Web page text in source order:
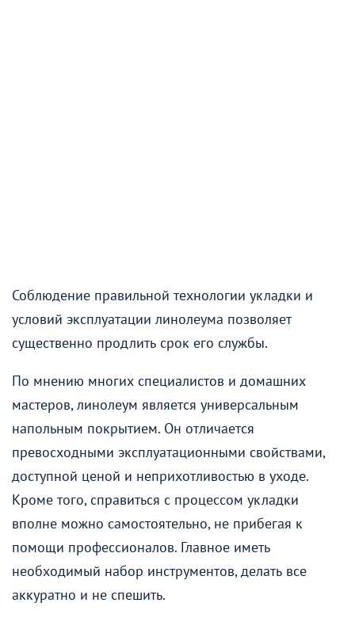
Соблюдение правильной технологии укладки и
условий эксплуатации линолеума позволяет
существенно продлить срок его службы.
По мнению многих специалистов и домашних
мастеров, линолеум является универсальным
напольным покрытием. Он отличается
превосходными эксплуатационными свойствами,
доступной ценой и неприхотливостью в уходе.
Кроме того, справиться с процессом укладки
вполне можно самостоятельно, не прибегая к
помощи профессионалов. Главное иметь
необходимый набор инструментов, делать все
аккуратно и не спешить.